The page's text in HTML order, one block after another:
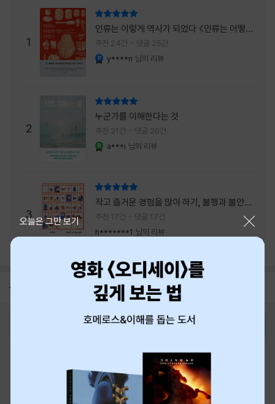
의미하는 제목이었다. 소설은 각자의 '여름'을
잃어버린 다섯 인물들의 이야기를 담고 있다.
👧연인에게 이별을 통보받고 외모를 향한 악성
댓글로 인해 카메라 앞에 설 수 없게 된 요리 유
튜버
1
인류는 이렇게 역사가 되었다 <인류는 어떻게
역사가 되었나>
추천 24건 댓글 25건
y****n 님의 리뷰
2
누군가를 이해한다는 것
추천 21건 댓글 20건
a***i 님의 리뷰
3
작고 즐거운 경험을 많이 하기, 불행과 불안을
회피하지 말기, 그리고 좋은 사람을 많이 만나
기.
추천 17건
댓글 17건
h*******1 님의 리뷰
공지 8월 신용카드 무이자할부 안내
오늘은 그만 보기
최근 본 상품
티켓 1544-6399
중고샵 1566-4295
eBook 1:1문의/채팅상담
예스이십사(주) 사업자 정보
이용약관
개인정보처리방침 청소년보호정책